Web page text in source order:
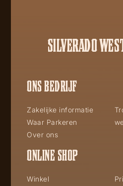
SILVERADO
ONS BEDRIJF
Zakelijke informatie
Waar Parkeren
Over ons
ONLINE SHOP
Winkel